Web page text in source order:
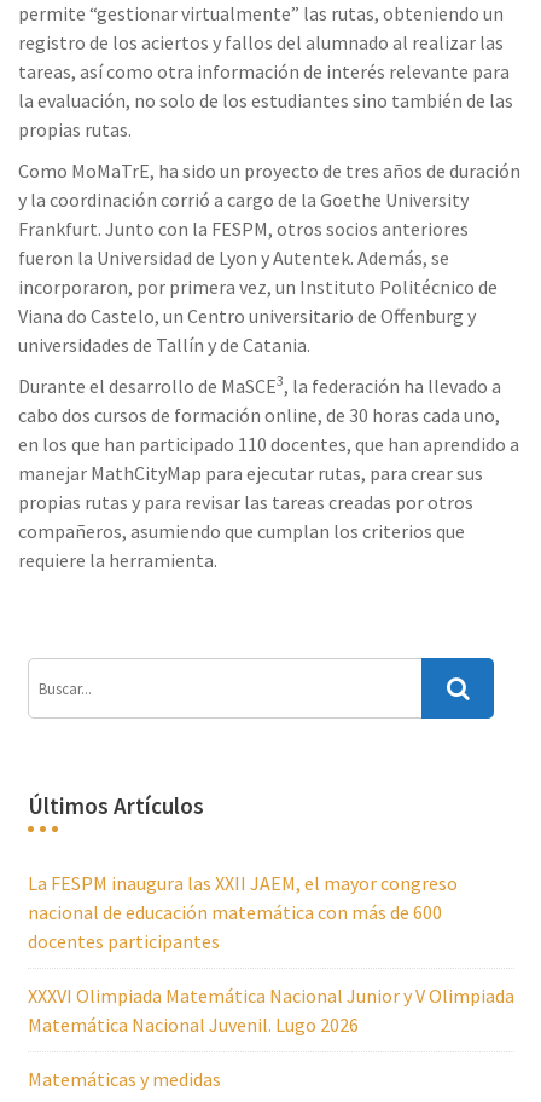
permite “gestionar virtualmente” las rutas, obteniendo un
registro de los aciertos y fallos del alumnado al realizar las
tareas, así como otra información de interés relevante para
la evaluación, no solo de los estudiantes sino también de las
propias rutas.
Como MoMaTrE, ha sido un proyecto de tres años de duración
y la coordinación corrió a cargo de la Goethe University
Frankfurt. Junto con la FESPM, otros socios anteriores
fueron la Universidad de Lyon y Autentek. Además, se
incorporaron, por primera vez, un Instituto Politécnico de
Viana do Castelo, un Centro universitario de Offenburg y
universidades de Tallín y de Catania.
Durante el desarrollo de MaSCE3, la federación ha llevado a
cabo dos cursos de formación online, de 30 horas cada uno,
en los que han participado 110 docentes, que han aprendido a
manejar MathCityMap para ejecutar rutas, para crear sus
propias rutas y para revisar las tareas creadas por otros
compañeros, asumiendo que cumplan los criterios que
requiere la herramienta.
Últimos Artículos
La FESPM inaugura las XXII JAEM, el mayor congreso
nacional de educación matemática con más de 600
docentes participantes
XXXVI Olimpiada Matemática Nacional Junior y V Olimpiada
Matemática Nacional Juvenil. Lugo 2026
Matemáticas y medidas